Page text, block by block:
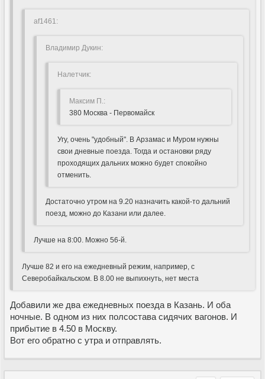
af1461:
Владимир Дукин:
Hалетчик:
Максим П.:
380 Москва - Первомайск
Угу, очень "удобный". В Арзамас и Муром нужны
свои дневные поезда. Тогда и остановки ряду
проходящих дальних можно будет спокойно
отменить.
Достаточно утром на 9.20 назначить какой-то дальний
поезд, можно до Казани или далее.
Лучше на 8:00. Можно 56-й.
Лучше 82 и его на ежедневный режим, например, с
Северобайкальском. В 8.00 не выпихнуть, нет места
Добавили же два ежедневных поезда в Казань. И оба
ночные. В одном из них полсостава сидячих вагонов. И
прибытие в 4.50 в Москву.
Вот его обратно с утра и отправлять.